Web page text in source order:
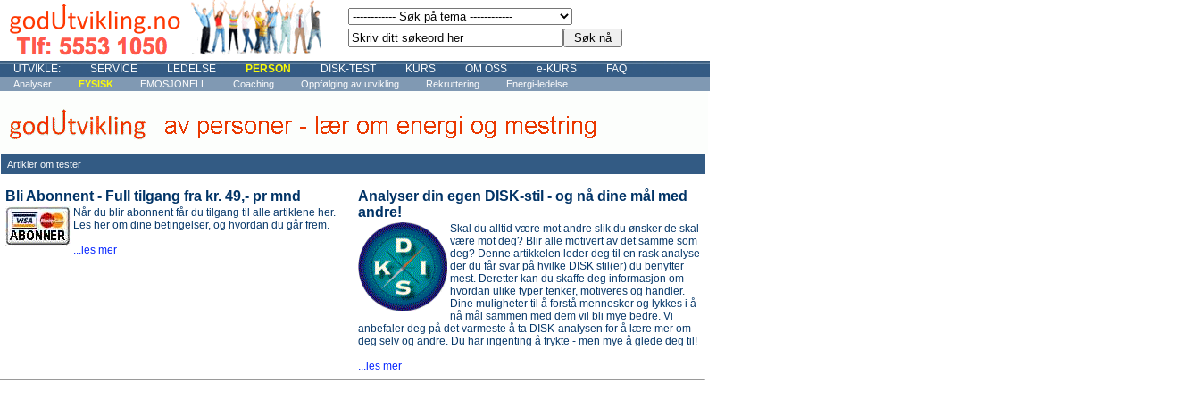
UTVIKLE: SERVICE LEDELSE PERSON DISK-TEST KURS OM OSS e-KURS FAQ
Analyser FYSISK EMOSJONELL Coaching Oppfølging av utvikling Rekruttering Energi-ledelse
Artikler om tester
Bli Abonnent - Full tilgang fra kr. 49,- pr mnd
Når du blir abonnent får du tilgang til alle artiklene her.
Les her om dine betingelser, og hvordan du går frem.
...les mer
Analyser din egen DISK-stil - og nå dine mål med
andre!
Skal du alltid være mot andre slik du ønsker de skal
være mot deg? Blir alle motivert av det samme som
deg? Denne artikkelen leder deg til en rask analyse
der du får svar på hvilke DISK stil(er) du benytter
mest. Deretter kan du skaffe deg informasjon om
hvordan ulike typer tenker, motiveres og handler.
Dine muligheter til å forstå mennesker og lykkes i å
nå mål sammen med dem vil bli mye bedre. Vi
anbefaler deg på det varmeste å ta DISK-analysen for å lære mer om
deg selv og andre. Du har ingenting å frykte - men mye å glede deg til!
...les mer